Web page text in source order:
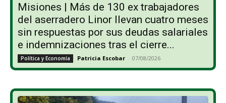
Misiones | Más de 130 ex trabajadores
del aserradero Linor llevan cuatro meses
sin respuestas por sus deudas salariales
e indemnizaciones tras el cierre...
Política y Economía Patricia Escobar - 07/08/2026